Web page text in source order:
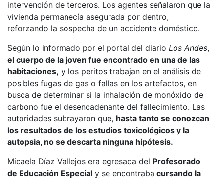
intervención de terceros. Los agentes señalaron que la
vivienda permanecía asegurada por dentro,
reforzando la sospecha de un accidente doméstico.
Según lo informado por el portal del diario Los Andes,
el cuerpo de la joven fue encontrado en una de las
habitaciones, y los peritos trabajan en el análisis de
posibles fugas de gas o fallas en los artefactos, en
busca de determinar si la inhalación de monóxido de
carbono fue el desencadenante del fallecimiento. Las
autoridades subrayaron que, hasta tanto se conozcan
los resultados de los estudios toxicológicos y la
autopsia, no se descarta ninguna hipótesis.
Micaela Díaz Vallejos era egresada del Profesorado
de Educación Especial y se encontraba cursando la